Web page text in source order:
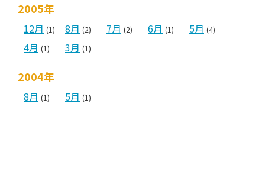
2005年
12月 (1) 8月 (2) 7月 (2) 6月 (1) 5月 (4)
4月 (1) 3月 (1)
2004年
8月 (1) 5月 (1)